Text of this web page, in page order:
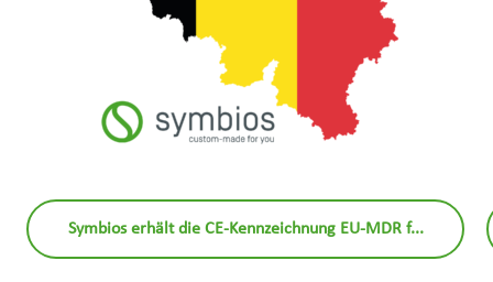
Symbios erhält die CE-Kennzeichnung EU-MDR f...